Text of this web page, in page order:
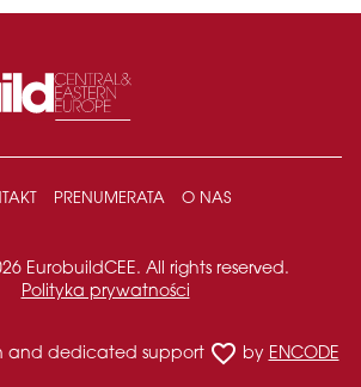
PRENUMERATA O NAS
EurobuildCEE. All rights reserved.
Polityka prywatności
and dedicated support favorite_border by ENCODE